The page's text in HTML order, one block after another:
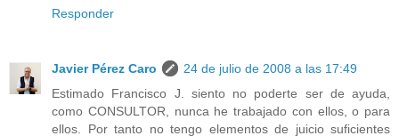
Responder
Javier Pérez Caro
24 de julio de 2008 a las 17:49
Estimado Francisco J. siento no poderte ser de ayuda,
como CONSULTOR, nunca he trabajado con ellos, o para
ellos. Por tanto no tengo elementos de juicio suficientes